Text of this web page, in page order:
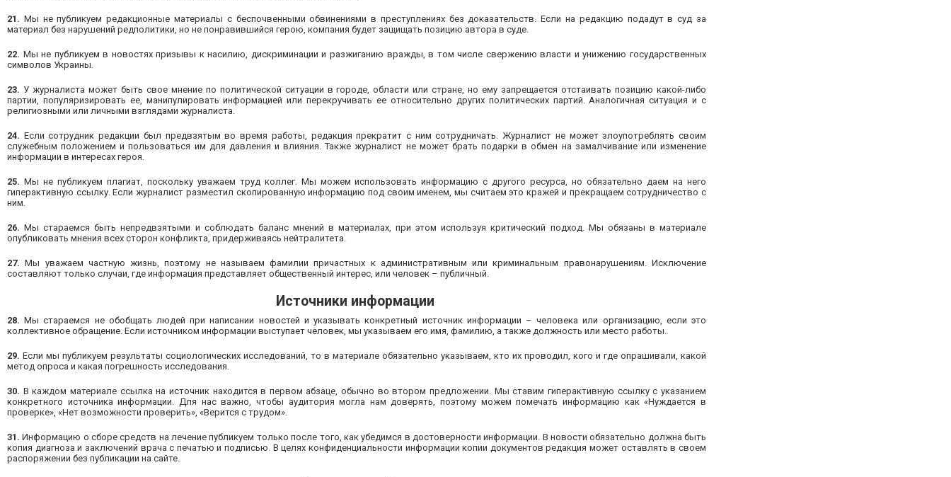
21. Мы не публикуем редакционные материалы с беспочвенными обвинениями в преступлениях без доказательств. Если на редакцию подадут в суд за
материал без нарушений редполитики, но не понравившийся герою, компания будет защищать позицию автора в суде.
22. Мы не публикуем в новостях призывы к насилию, дискриминации и разжиганию вражды, в том числе свержению власти и унижению государственных
символов Украины.
23. У журналиста может быть свое мнение по политической ситуации в городе, области или стране, но ему запрещается отстаивать позицию какой-либо
партии, популяризировать ее, манипулировать информацией или перекручивать ее относительно других политических партий. Аналогичная ситуация и с
религиозными или личными взглядами журналиста.
24. Если сотрудник редакции был предвзятым во время работы, редакция прекратит с ним сотрудничать. Журналист не может злоупотреблять своим
служебным положением и пользоваться им для давления и влияния. Также журналист не может брать подарки в обмен на замалчивание или изменение
информации в интересах героя.
25. Мы не публикуем плагиат, поскольку уважаем труд коллег. Мы можем использовать информацию с другого ресурса, но обязательно даем на него
гиперактивную ссылку. Если журналист разместил скопированную информацию под своим именем, мы считаем это кражей и прекращаем сотрудничество с
ним.
26. Мы стараемся быть непредвзятыми и соблюдать баланс мнений в материалах, при этом используя критический подход. Мы обязаны в материале
опубликовать мнения всех сторон конфликта, придерживаясь нейтралитета.
27. Мы уважаем частную жизнь, поэтому не называем фамилии причастных к административным или криминальным правонарушениям. Исключение
составляют только случаи, где информация представляет общественный интерес, или человек – публичный.
Источники информации
28. Мы стараемся не обобщать людей при написании новостей и указывать конкретный источник информации – человека или организацию, если это
коллективное обращение. Если источником информации выступает человек, мы указываем его имя, фамилию, а также должность или место работы.
29. Если мы публикуем результаты социологических исследований, то в материале обязательно указываем, кто их проводил, кого и где опрашивали, какой
метод опроса и какая погрешность исследования.
30. В каждом материале ссылка на источник находится в первом абзаце, обычно во втором предложении. Мы ставим гиперактивную ссылку с указанием
конкретного источника информации. Для нас важно, чтобы аудитория могла нам доверять, поэтому можем помечать информацию как «Нуждается в
проверке», «Нет возможности проверить», «Верится с трудом».
31. Информацию о сборе средств на лечение публикуем только после того, как убедимся в достоверности информации. В новости обязательно должна быть
копия диагноза и заключений врача с печатью и подписью. В целях конфиденциальности информации копии документов редакция может оставлять в своем
распоряжении без публикации на сайте.